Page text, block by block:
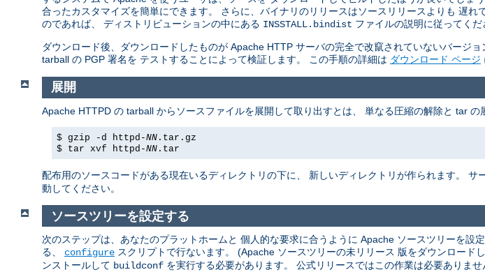
合ったカスタマイズを簡単にできます。 さらに、バイナリのリリースはソースリリースよりも 遅
のであれば、 ディストリビューションの中にある INSSTALL.bindist ファイルの説明に従ってくだ
ダウンロード後、ダウンロードしたものが Apache HTTP サーバの完全で改竄されていないバージ
tarball の PGP 署名を テストすることによって検証します。 この手順の詳細は ダウンロード ページ
展開
Apache HTTPD の tarball からソースファイルを展開して取り出すとは、 単なる圧縮の解除と tar の
$ gzip -d httpd-NN .tar.gz
$ tar xvf httpd-NN .tar
配布用のソースコードがある現在いるディレクトリの下に、 新しいディレクトリが作られます。
動してください。
ソースツリーを設定する
次のステップは、あなたのプラットホームと 個人的な要求に合うように Apache ソースツリーを設
る、 configure スクリプトで行ないます。 (Apache ソースツリーの未リリース 版をダウンロード
ンストールして buildconf を実行する必要があります。 公式リリースではこの作業は必要ありませ